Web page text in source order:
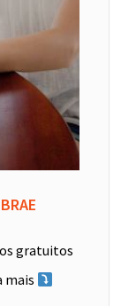
gratuitos
mais